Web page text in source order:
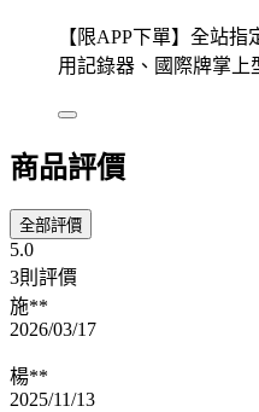
【限APP下單】全站
用記錄器、國際牌掌上
商品評價
全部評價
5.0
3則評價
施**
2026/03/17
楊**
2025/11/13